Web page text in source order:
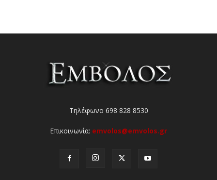
Τηλέφωνο 698 828 8530
Επικοινωνία: emvolos@emvolos.gr